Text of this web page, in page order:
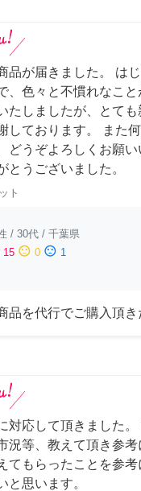
品が届きました。 は
、色々と不慣れなこ
たしましたが、とて
しております。 また
どうぞよろしくお願い
とうございました。
ト
/ 30代 / 千葉県
15 sentiment_neutral 0 sentiment_dissatisfied 1
品を代行でご購入頂き
対応して頂きました
況等、教えて頂き参考
てもらったことを参
と思います。